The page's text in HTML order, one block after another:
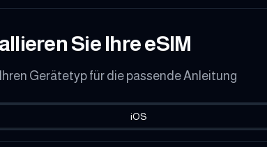
Sie Ihre eSIM
Gerätetyp für die passende Anleitung
iOS